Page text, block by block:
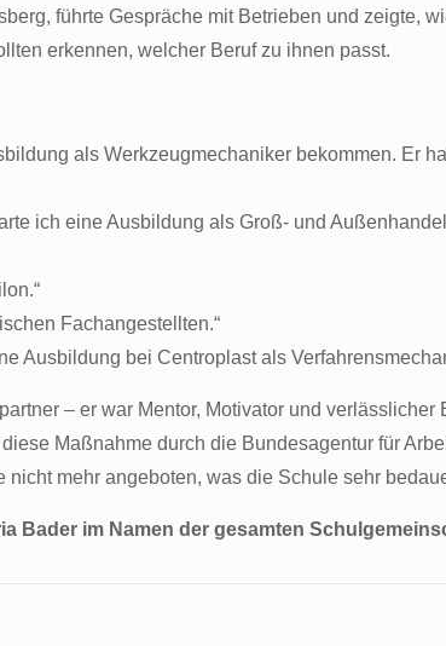
führte Gespräche mit Betrieben und zeigte,
erkennen, welcher Beruf zu ihnen passt.
als Werkzeugmechaniker bekommen. Er
ich eine Ausbildung als Groß- und
Fachangestellten.“
Ausbildung bei Centroplast als
– er war Mentor, Motivator und verlässlicher
Maßnahme durch die Bundesagentur für
mehr angeboten, was die Schule sehr
Bader im Namen der gesamten